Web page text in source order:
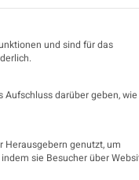
DDr. Gregor K.
unseres
der am 11.
für
autonomen
eine Einwilligung
und sind für das
darüber geben, wie
Herausgebern genutzt, um
sie Besucher über